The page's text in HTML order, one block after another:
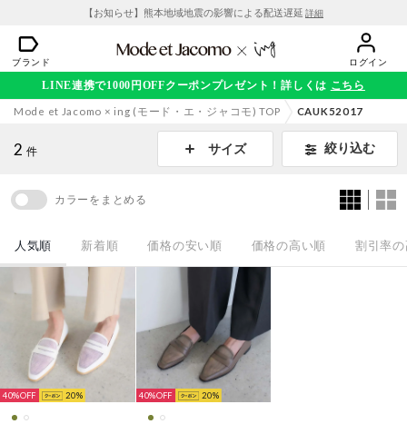
【お知らせ】熊本地域地震の影響による配送遅延 詳細
ブランド ログイン
LINE連携で1000円OFFクーポンプレゼント！詳しくは こちら
Mode et Jacomo × ing (モード・エ・ジャコモ) TOP CAUK52017
2 件 サイズ 絞り込む
カラーをまとめる
人気順 新着順 価格の安い順 価格の高い順 割引率
40% 20 40% 20